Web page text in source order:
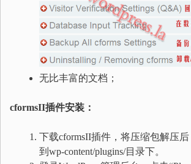
无比丰富的文档；
cformsII插件安装：
下载cformsII插件，将压缩包解压
到wp-content/plugins/目录下。